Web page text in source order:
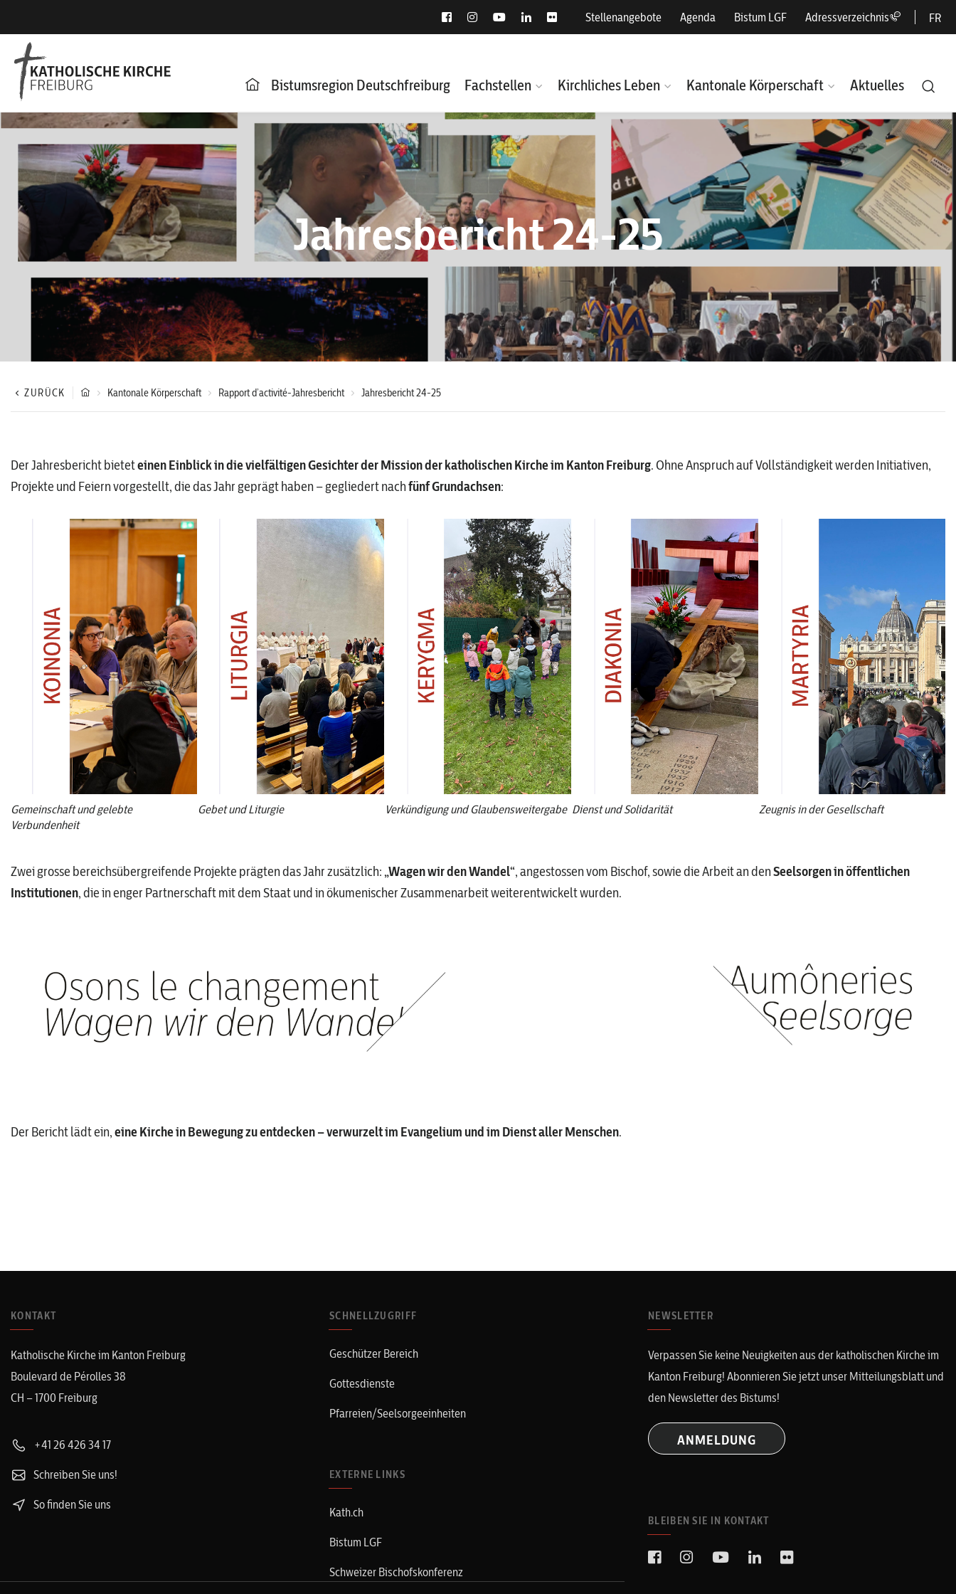
Stellenangebote Agenda Bistum LGF Adressverzeichnis FR
Bistumsregion Deutschfreiburg Fachstellen Kirchliches Leben Kantonale Körperschaft Aktuelles
Jahresbericht 24-25
ZURÜCK Kantonale Körperschaft Rapport d’activité-Jahresbericht Jahresbericht 24-25
Der Jahresbericht bieteteinen Einblick in die vielfältigen Gesichter der Mission der katholischen Kirche im Kanton Freiburg. Ohne Anspruch auf Vollständigkeit werden Initiativen,
Projekte und Feiern vorgestellt, die das Jahr geprägt haben – gegliedert nachfünf Grundachsen:
Gemeinschaft und gelebte
Verbundenheit
Gebet und Liturgie Verkündigung und Glaubensweitergabe Dienst und Solidarität Zeugnis in der Gesellschaft
Zwei grosse bereichsübergreifende Projekte prägten das Jahr zusätzlich:„Wagen wir den Wandel“, angestossen vom Bischof, sowie die Arbeit an denSeelsorgen in öffentlichen
Institutionen, die in enger Partnerschaft mit dem Staat und in ökumenischer Zusammenarbeit weiterentwickelt wurden.
Der Bericht lädt ein,eine Kirche in Bewegung zu entdecken – verwurzelt im Evangelium und im Dienst aller Menschen.
KONTAKT
Katholische Kirche im Kanton Freiburg
Boulevard de Pérolles 38
CH – 1700 Freiburg
+41 26 426 34 17
Schreiben Sie uns!
So finden Sie uns
SCHNELLZUGRIFF
Geschützer Bereich
Gottesdienste
Pfarreien/Seelsorgeeinheiten
EXTERNE LINKS
Kath.ch
Bistum LGF
Schweizer Bischofskonferenz
NEWSLETTER
Verpassen Sie keine Neuigkeiten aus der katholischen Kirche im
Kanton Freiburg! Abonnieren Sie jetzt unser Mitteilungsblatt und
den Newsletter des Bistums!
ANMELDUNG
BLEIBEN SIE IN KONTAKT